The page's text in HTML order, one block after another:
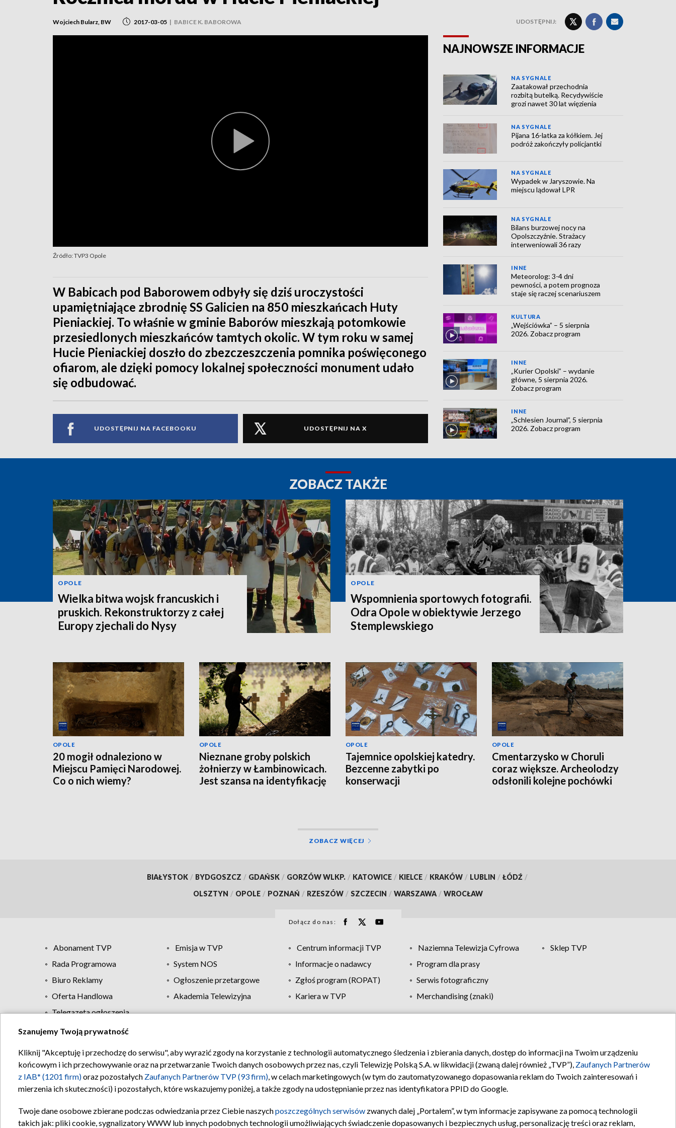
Wojciech Bularz, BW 2017-03-05 | BABICE K. BABOROWA UDOSTĘPNIJ:
Źródło: TVP3 Opole
W Babicach pod Baborowem odbyły się dziś uroczystości
upamiętniające zbrodnię SS Galicien na 850 mieszkańcach Huty
Pieniackiej. To właśnie w gminie Baborów mieszkają potomkowie
przesiedlonych mieszkańców tamtych okolic. W tym roku w samej
Hucie Pieniackiej doszło do zbezczeszczenia pomnika poświęconego
ofiarom, ale dzięki pomocy lokalnej społeczności monument udało
się odbudować.
UDOSTĘPNIJ NA FACEBOOKU UDOSTĘPNIJ NA X
NAJNOWSZE INFORMACJE
NA SYGNALE
Zaatakował przechodnia
rozbitą butelką. Recydywiście
grozi nawet 30 lat więzienia
NA SYGNALE
Pijana 16-latka za kółkiem. Jej
podróż zakończyły policjantki
NA SYGNALE
Wypadek w Jaryszowie. Na
miejscu lądował LPR
NA SYGNALE
Bilans burzowej nocy na
Opolszczyźnie. Strażacy
interweniowali 36 razy
INNE
Meteorolog: 3-4 dni
pewności, a potem prognoza
staje się raczej scenariuszem
KULTURA
„Wejściówka” – 5 sierpnia
2026. Zobacz program
INNE
„Kurier Opolski” – wydanie
główne, 5 sierpnia 2026.
Zobacz program
INNE
„Schlesien Journal”, 5 sierpnia
2026. Zobacz program
ZOBACZ TAKŻE
OPOLE
Wielka bitwa wojsk francuskich i
pruskich. Rekonstruktorzy z całej
Europy zjechali do Nysy
OPOLE
Wspomnienia sportowych fotografii.
Odra Opole w obiektywie Jerzego
Stemplewskiego
OPOLE
20 mogił odnaleziono w
Miejscu Pamięci Narodowej.
Co o nich wiemy?
OPOLE
Nieznane groby polskich
żołnierzy w Łambinowicach.
Jest szansa na identyfikację
OPOLE
Tajemnice opolskiej katedry.
Bezcenne zabytki po
konserwacji
OPOLE
Cmentarzysko w Choruli
coraz większe. Archeolodzy
odsłonili kolejne pochówki
ZOBACZ WIĘCEJ
BIAŁYSTOK / BYDGOSZCZ / GDAŃSK / GORZÓW WLKP. / KATOWICE / KIELCE / KRAKÓW / LUBLIN / ŁÓDŹ /
OLSZTYN / OPOLE / POZNAŃ / RZESZÓW / SZCZECIN / WARSZAWA / WROCŁAW
Dołącz do nas:
Abonament TVP Emisja w TVP Centrum informacji TVP Naziemna Telewizja Cyfrowa
Sklep TVP
Rada Programowa
System NOS Informacje o nadawcy
Program dla prasy
Biuro Reklamy
Ogłoszenie przetargowe Zgłoś program (ROPAT)
Serwis fotograficzny
Oferta Handlowa
Akademia Telewizyjna Kariera w TVP
Merchandising (znaki)
Telegazeta ogłoszenia
Regulamin TVP Polityka prywatności Moje zgody Pomoc Biuro reklamy Kontakt
Szanujemy Twoją prywatność
Kliknij "Akceptuję i przechodzę do serwisu", aby wyrazić zgody na korzystanie z technologii automatycznego śledzenia i zbierania danych, dostęp do informacji na Twoim urządzeniu
końcowym i ich przechowywanie oraz na przetwarzanie Twoich danych osobowych przez nas, czyli Telewizję Polską S.A. w likwidacji (zwaną dalej również „TVP”), Zaufanych Partnerów
z IAB* (1201 firm)oraz pozostałych Zaufanych Partnerów TVP (93 firm), w celach marketingowych (w tym do zautomatyzowanego dopasowania reklam do Twoich zainteresowań i
mierzenia ich skuteczności) i pozostałych, które wskazujemy poniżej, a także zgody na udostępnianie przez nas identyfikatora PPID do Google.
Twoje dane osobowe zbierane podczas odwiedzania przez Ciebie naszychposzczególnych serwisów zwanych dalej „Portalem”, w tym informacje zapisywane za pomocą technologii
takich jak: pliki cookie, sygnalizatory WWW lub innych podobnych technologii umożliwiających świadczenie dopasowanych i bezpiecznych usług, personalizację treści oraz reklam,